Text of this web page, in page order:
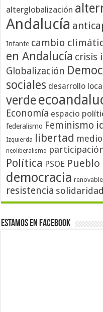
alterglobalización
Andalucía
Infante cambio
en Andalucía crisis
Globalización
sociales desarrollo
verde
Economía espacio
federalismo Feminismo
Izquierda libertad
neoliberalismo
Política PSOE Pueblo
democracia
resistencia solidaridad
Estamos en Facebook